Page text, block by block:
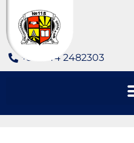
+380 44 2482303